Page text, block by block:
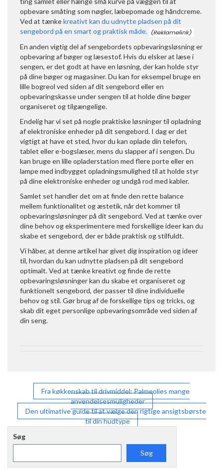
opbevare småting som nøgler, læbepomade og håndcreme.
Ved at tænkekreativt kan du udnytte pladsen på dit
sengebord på en smart og praktisk måde.
En anden vigtig del af sengebordets opbevaringsløsning er
opbevaring af bøger og læsestof. Hvis du elsker at læse i
sengen, er det godt at have en løsning, der kan holde styr
på dine bøger og magasiner. Du kan for eksempel bruge en
lille bogreol ved siden af dit sengebord eller en
opbevaringskasse under sengen til at holde dine bøger
organiseret og tilgængelige.
Endelig har vi set på nogle praktiske løsninger til opladning
af elektroniske enheder på dit sengebord. I dag er det
vigtigt at have et sted, hvor du kan oplade din telefon,
tablet eller e-bogslæser, mens du slapper af i sengen. Du
kan bruge en lille opladerstation med flere porte eller en
lampe med indbygget opladningsmulighed til at holde styr
på dine elektroniske enheder og undgå rod med kabler.
Samlet set handler det om at finde den rette balance
mellem funktionalitet og æstetik, når det kommer til
opbevaringsløsninger på dit sengebord. Ved at tænke over
dine behov og eksperimentere med forskellige ideer kan du
skabe et sengebord, der er både praktisk og stilfuldt.
Vi håber, at denne artikel har givet dig inspiration og ideer
til, hvordan du kan udnytte pladsen på dit sengebord
optimalt. Ved at tænke kreativt og finde de rette
opbevaringsløsninger kan du skabe et organiseret og
funktionelt sengebord, der passer til dine individuelle
behov og stil. Gør brug af de forskellige tips og tricks, og
skab dit eget personlige opbevaringsområde ved siden af
din seng.
Indlægsnavigation
Fra køkkenskab til drivmiddel: Palmeolies mange
anvendelsesmuligheder
Den ultimative guide til at vælge den rigtige ansigtsbørste
til din hudtype
Søg
Søg